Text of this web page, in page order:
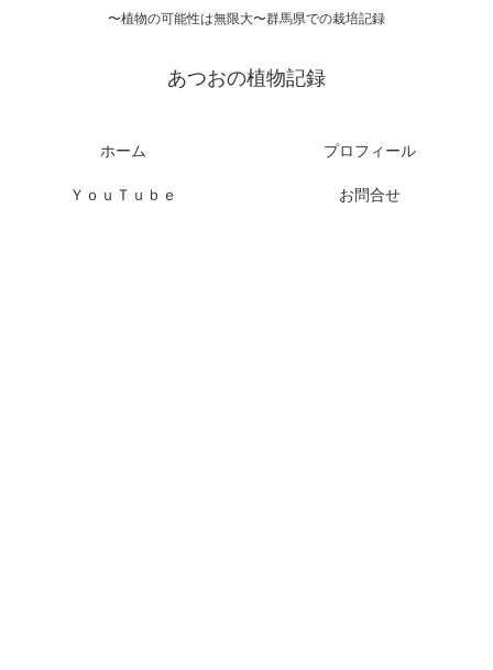
〜植物の可能性は無限大〜群馬県での栽培記録
あつおの植物記録
ホーム プロフィール
ＹｏｕＴｕｂｅ お問合せ